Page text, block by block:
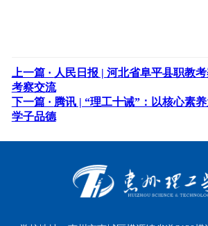
上一篇 · 人民日报 | 河北省阜平县职教
考察交流
下一篇 · 腾讯 | “理工十诫”：以核心素
学子品德